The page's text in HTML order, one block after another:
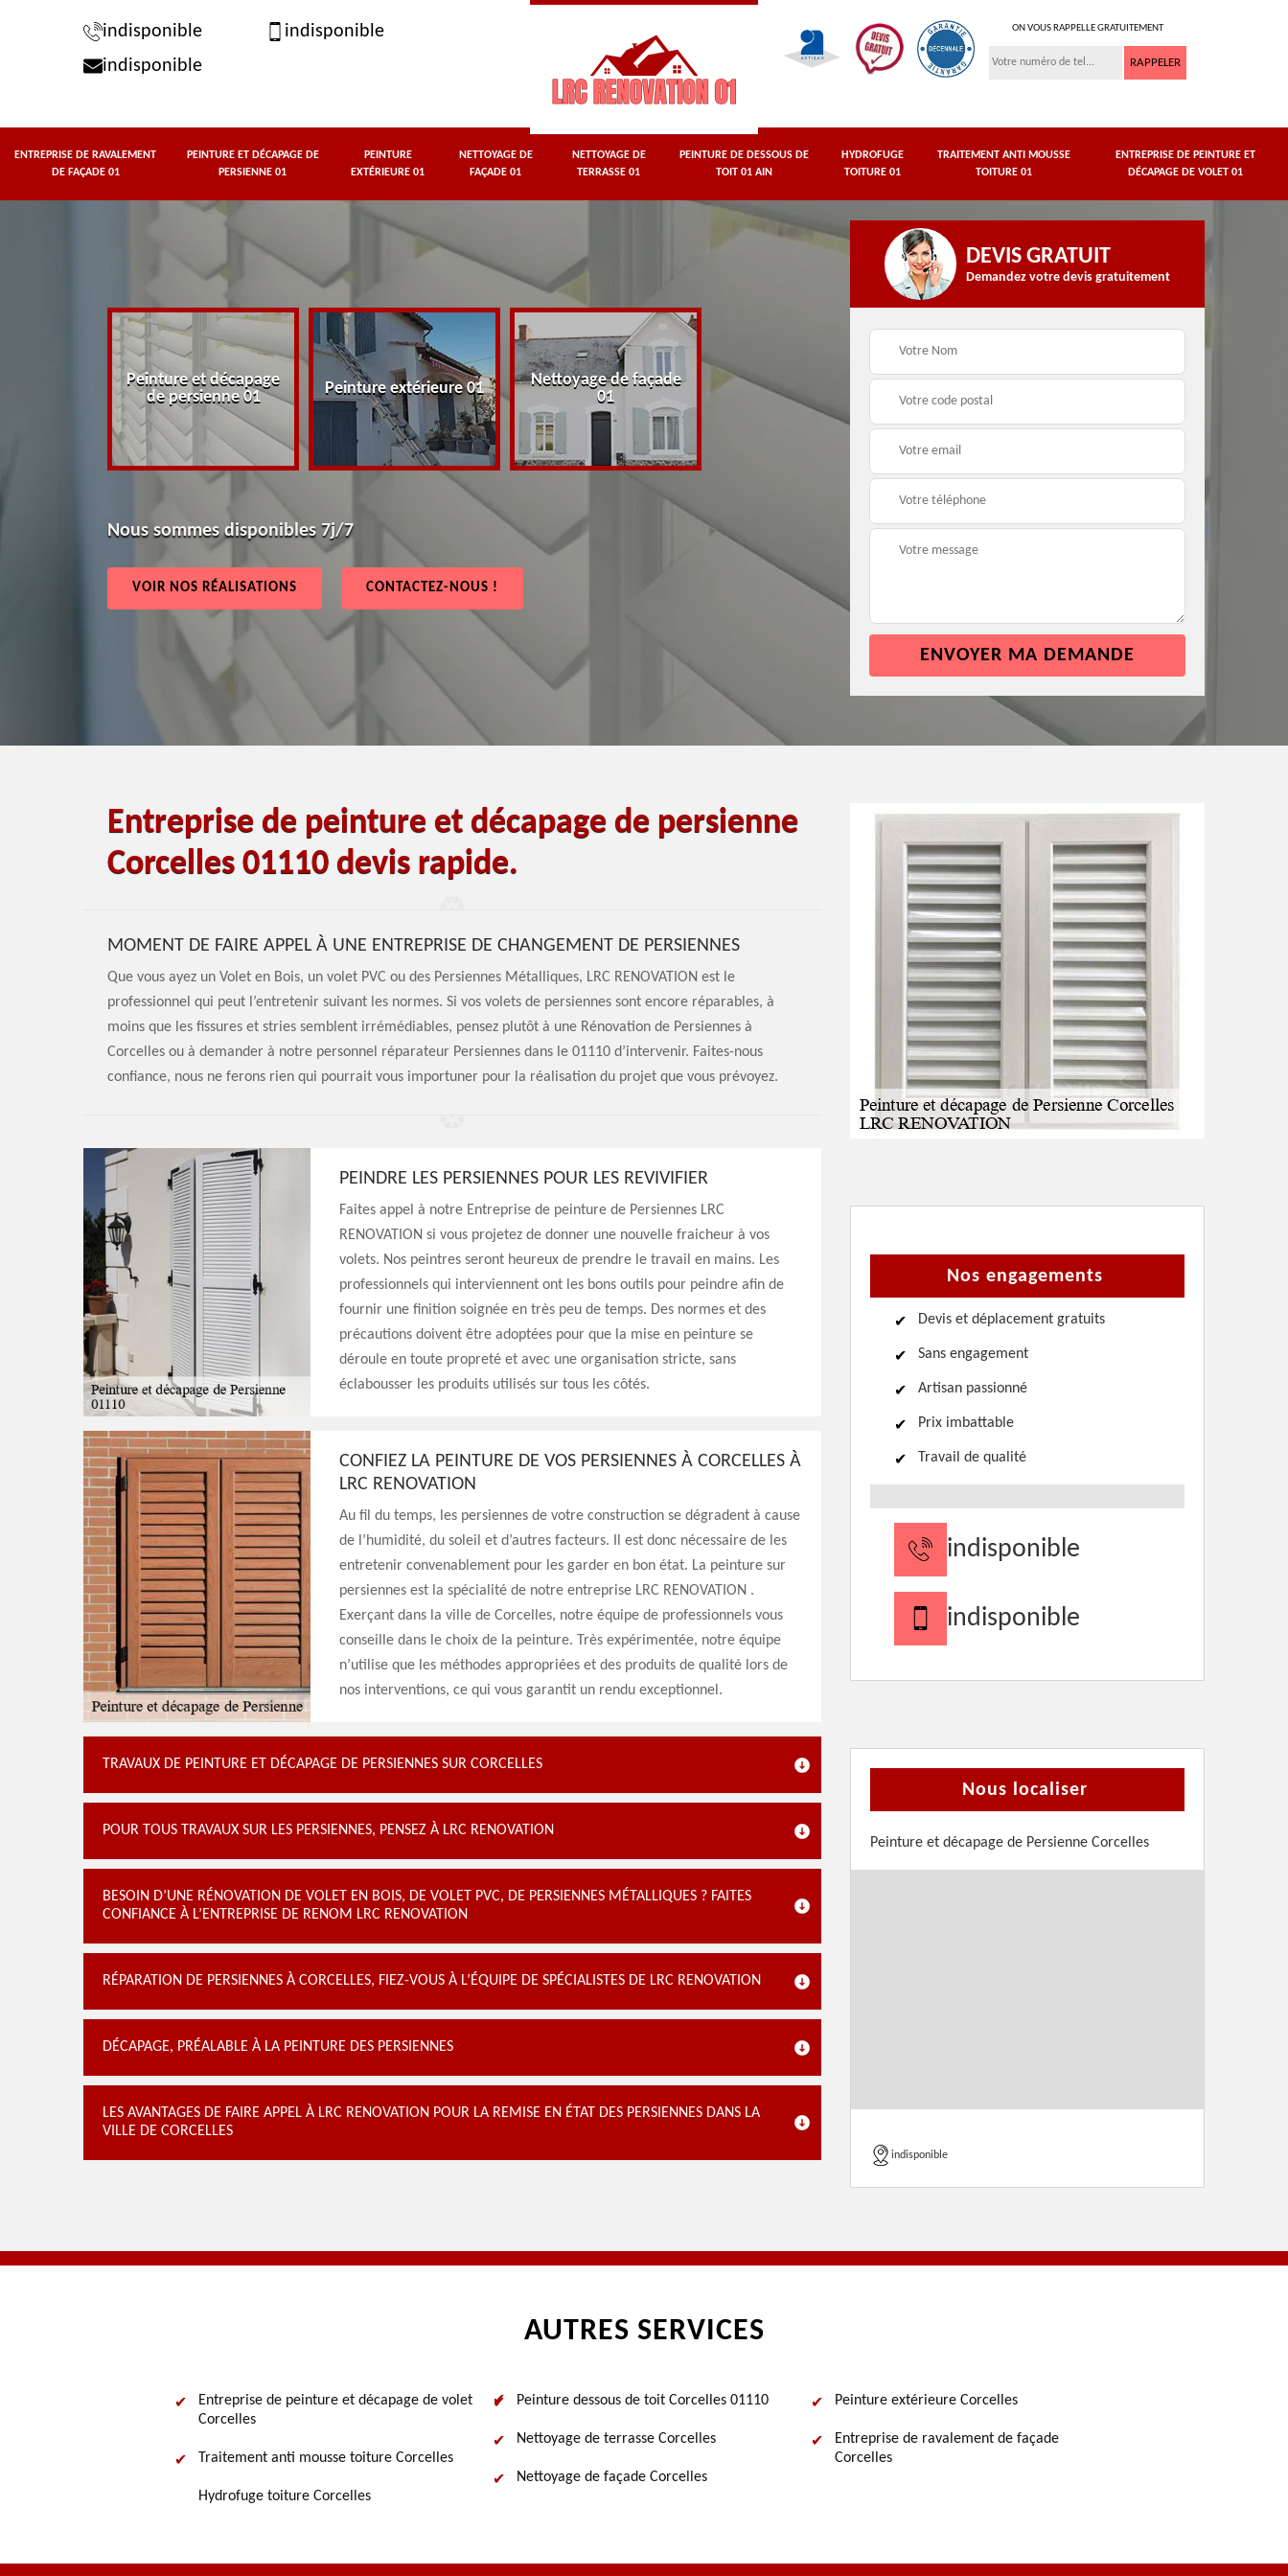
indisponible
indisponible
indisponible
ON VOUS RAPPELLE GRATUITEMENT
ENTREPRISE DE RAVALEMENT
DE FAÇADE 01
PEINTURE ET DÉCAPAGE DE
PERSIENNE 01
PEINTURE
EXTÉRIEURE 01
NETTOYAGE DE
FAÇADE 01
NETTOYAGE DE
TERRASSE 01
PEINTURE DE DESSOUS DE
TOIT 01 AIN
HYDROFUGE
TOITURE 01
TRAITEMENT ANTI MOUSSE
TOITURE 01
ENTREPRISE DE PEINTURE ET
DÉCAPAGE DE VOLET 01
Peinture et décapage
de persienne 01
Peinture extérieure 01
Nettoyage de façade
01
Nettoyage de terrasse
01
Peinture de dessous
de toit 01 Ain
Hydrofuge toiture 01
Nous sommes disponibles 7j/7
VOIR NOS RÉALISATIONS CONTACTEZ-NOUS !
DEVIS GRATUIT
Demandez votre devis gratuitement
Entreprise de peinture et décapage de persienne
Corcelles 01110 devis rapide.
MOMENT DE FAIRE APPEL À UNE ENTREPRISE DE CHANGEMENT DE PERSIENNES
Que vous ayez un Volet en Bois, un volet PVC ou des Persiennes Métalliques, LRC RENOVATION est le
professionnel qui peut l’entretenir suivant les normes. Si vos volets de persiennes sont encore réparables, à
moins que les fissures et stries semblent irrémédiables, pensez plutôt à une Rénovation de Persiennes à
Corcelles ou à demander à notre personnel réparateur Persiennes dans le 01110 d’intervenir. Faites-nous
confiance, nous ne ferons rien qui pourrait vous importuner pour la réalisation du projet que vous prévoyez.
PEINDRE LES PERSIENNES POUR LES REVIVIFIER
Faites appel à notre Entreprise de peinture de Persiennes LRC
RENOVATION si vous projetez de donner une nouvelle fraicheur à vos
volets. Nos peintres seront heureux de prendre le travail en mains. Les
professionnels qui interviennent ont les bons outils pour peindre afin de
fournir une finition soignée en très peu de temps. Des normes et des
précautions doivent être adoptées pour que la mise en peinture se
déroule en toute propreté et avec une organisation stricte, sans
éclabousser les produits utilisés sur tous les côtés.
CONFIEZ LA PEINTURE DE VOS PERSIENNES À CORCELLES À
LRC RENOVATION
Au fil du temps, les persiennes de votre construction se dégradent à cause
de l’humidité, du soleil et d’autres facteurs. Il est donc nécessaire de les
entretenir convenablement pour les garder en bon état. La peinture sur
persiennes est la spécialité de notre entreprise LRC RENOVATION .
Exerçant dans la ville de Corcelles, notre équipe de professionnels vous
conseille dans le choix de la peinture. Très expérimentée, notre équipe
n’utilise que les méthodes appropriées et des produits de qualité lors de
nos interventions, ce qui vous garantit un rendu exceptionnel.
TRAVAUX DE PEINTURE ET DÉCAPAGE DE PERSIENNES SUR CORCELLES
POUR TOUS TRAVAUX SUR LES PERSIENNES, PENSEZ À LRC RENOVATION
BESOIN D’UNE RÉNOVATION DE VOLET EN BOIS, DE VOLET PVC, DE PERSIENNES MÉTALLIQUES ? FAITES
CONFIANCE À L’ENTREPRISE DE RENOM LRC RENOVATION
RÉPARATION DE PERSIENNES À CORCELLES, FIEZ-VOUS À L’ÉQUIPE DE SPÉCIALISTES DE LRC RENOVATION
DÉCAPAGE, PRÉALABLE À LA PEINTURE DES PERSIENNES
LES AVANTAGES DE FAIRE APPEL À LRC RENOVATION POUR LA REMISE EN ÉTAT DES PERSIENNES DANS LA
VILLE DE CORCELLES
Nos engagements
Devis et déplacement gratuits
Sans engagement
Artisan passionné
Prix imbattable
Travail de qualité
indisponible
indisponible
Nous localiser
Peinture et décapage de Persienne Corcelles
indisponible
AUTRES SERVICES
Entreprise de peinture et décapage de volet
Corcelles
Traitement anti mousse toiture Corcelles
Hydrofuge toiture Corcelles
Peinture dessous de toit Corcelles 01110
Nettoyage de terrasse Corcelles
Nettoyage de façade Corcelles
Peinture extérieure Corcelles
Entreprise de ravalement de façade
Corcelles